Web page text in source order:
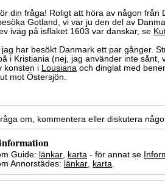
din fråga! Roligt att höra av någon från
Gotland, vi var ju den del av
iväg på isflaket 1603 var danskar, se
jag har besökt Danmark ett par gånger.
i Kristiania (nej, jag använder inte sånt,
konsten i Lousiana och dinglat med
mot Östersjön.
om, kommentera eller diskutera
Guide: länkar, karta - för annat se
Annorstädes: länkar, karta.